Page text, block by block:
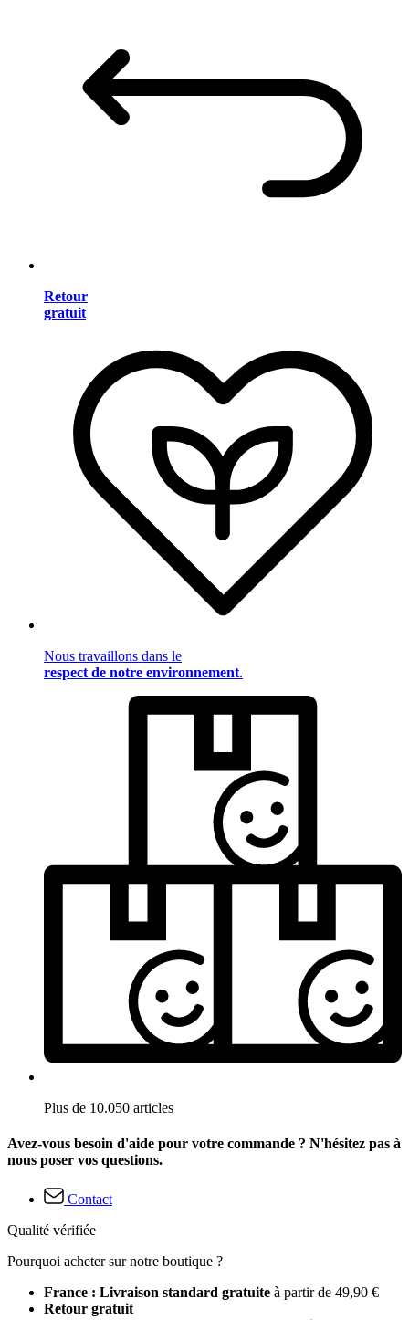
Retour
gratuit
Nous travaillons dans le
respect de notre environnement.
Plus de 10.050 articles
Avez-vous besoin d'aide pour votre commande ? N'hésitez pas à
nous poser vos questions.
Contact
Qualité vérifiée
Pourquoi acheter sur notre boutique ?
France : Livraison standard gratuite à partir de 49,90 €
Retour gratuit